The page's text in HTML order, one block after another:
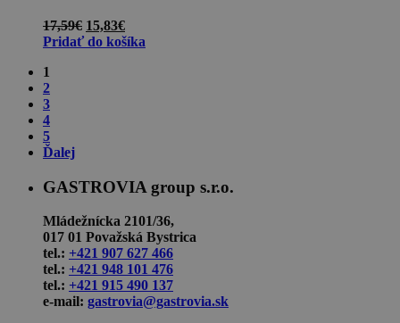
17,59€ Pôvodná
cena
15,83€Aktuálna
cena
Pridať do košíka
1
2
3
4
5
Ďalej
GASTROVIA group s.r.o.
Mládežnícka 2101/36,
017 01 Považská Bystrica
tel.: +421 907 627 466
tel.: +421 948 101 476
tel.: +421 915 490 137
e-mail: gastrovia@gastrovia.sk